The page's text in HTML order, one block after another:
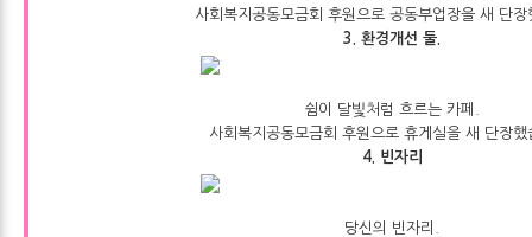
사회복지공동모금회 후원으로 공동부업장을 새 단장
3. 환경개선 둘.
쉼이 달빛처럼 흐르는 카페.
사회복지공동모금회 후원으로 휴게실을 새 단장했
4. 빈자리
당신의 빈자리.